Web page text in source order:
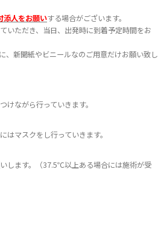
添人をお願いする場合がございます。
いただき、当日、出発時に到着予定時間をお
、新聞紙やビニールなのご用意だけお願い致し
けながら行っていきます。
はマスクをし行っていきます。
します。（37.5℃以上ある場合には施術が受